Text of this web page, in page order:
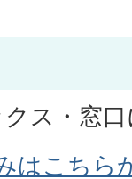
ス・窓
はこちら